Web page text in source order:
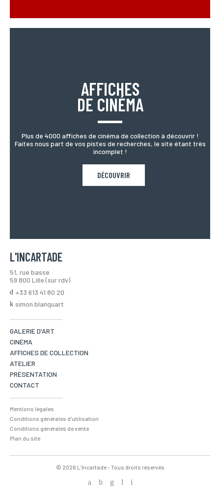
AFFICHES
DE CINÉMA
Plus de 4000 affiches de cinéma de collection à découvrir !
Faites nous part de vos pistes de recherches, le site étant très
incomplet !
DÉCOUVRIR
L'INCARTADE
51, rue basse
59 800 Lille (sur rdv)
+33 613 41 80 20
simon.blanquart
GALERIE D'ART
CINÉMA
AFFICHES DE COLLECTION
ATELIER
PRÉSENTATION
CONTACT
Mentions légales
Conditions générales d'utilisation
Conditions générales de vente
Plan du site
© 2026 L’Incartade - Tous droits réservés